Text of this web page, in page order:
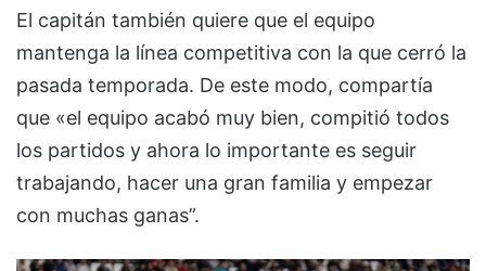
El capitán también quiere que el equipo
mantenga la línea competitiva con la que cerró la
pasada temporada. De este modo, compartía
que «el equipo acabó muy bien, compitió todos
los partidos y ahora lo importante es seguir
trabajando, hacer una gran familia y empezar
con muchas ganas”.